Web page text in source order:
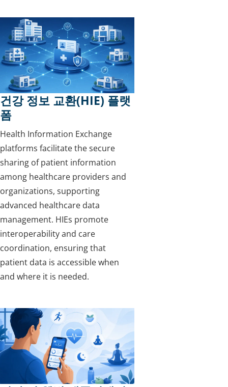
건강 정보 교환(HIE) 플랫
폼
Health Information Exchange
platforms facilitate the secure
sharing of patient information
among healthcare providers and
organizations, supporting
advanced healthcare data
management. HIEs promote
interoperability and care
coordination, ensuring that
patient data is accessible when
and where it is needed.